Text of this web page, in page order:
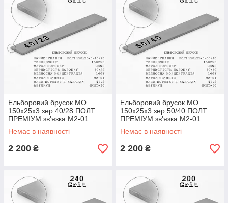
Ельборовий брусок МО
150х25х3 зер.40/28 ПОЛТ
ПРЕМІУМ зв'язка М2-01
(мідно-олов'яна)
Немає в наявності
2 200 ₴
Ельборовий брусок МО
150х25х3 зер.50/40 ПОЛТ
ПРЕМІУМ зв'язка М2-01
(мідно-олов'яна)
Немає в наявності
2 200 ₴